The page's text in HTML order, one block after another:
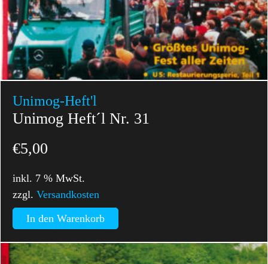
Unimog-Heft'l
Unimog Heft´l Nr. 31
€5,00
inkl. 7 % MwSt.
zzgl.Versandkosten
In den Warenkorb